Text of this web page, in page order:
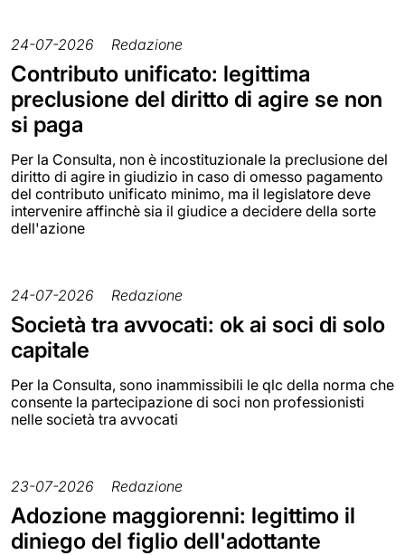
24-07-2026 Redazione
Contributo unificato: legittima
preclusione del diritto di agire se non
si paga
Per la Consulta, non è incostituzionale la preclusione del
diritto di agire in giudizio in caso di omesso pagamento
del contributo unificato minimo, ma il legislatore deve
intervenire affinchè sia il giudice a decidere della sorte
dell'azione
24-07-2026 Redazione
Società tra avvocati: ok ai soci di solo
capitale
Per la Consulta, sono inammissibili le qlc della norma che
consente la partecipazione di soci non professionisti
nelle società tra avvocati
23-07-2026 Redazione
Adozione maggiorenni: legittimo il
diniego del figlio dell'adottante